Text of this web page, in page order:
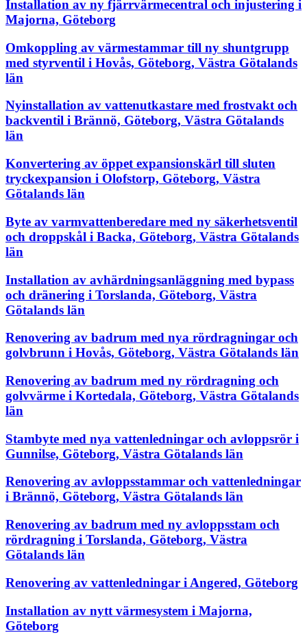
Installation av ny fjärrvärmecentral och injustering i
Majorna, Göteborg
Omkoppling av värmestammar till ny shuntgrupp
med styrventil i Hovås, Göteborg, Västra Götalands
län
Nyinstallation av vattenutkastare med frostvakt och
backventil i Brännö, Göteborg, Västra Götalands
län
Konvertering av öppet expansionskärl till sluten
tryckexpansion i Olofstorp, Göteborg, Västra
Götalands län
Byte av varmvattenberedare med ny säkerhetsventil
och droppskål i Backa, Göteborg, Västra Götalands
län
Installation av avhärdningsanläggning med bypass
och dränering i Torslanda, Göteborg, Västra
Götalands län
Renovering av badrum med nya rördragningar och
golvbrunn i Hovås, Göteborg, Västra Götalands län
Renovering av badrum med ny rördragning och
golvvärme i Kortedala, Göteborg, Västra Götalands
län
Stambyte med nya vattenledningar och avloppsrör i
Gunnilse, Göteborg, Västra Götalands län
Renovering av avloppsstammar och vattenledningar
i Brännö, Göteborg, Västra Götalands län
Renovering av badrum med ny avloppsstam och
rördragning i Torslanda, Göteborg, Västra
Götalands län
Renovering av vattenledningar i Angered, Göteborg
Installation av nytt värmesystem i Majorna,
Göteborg